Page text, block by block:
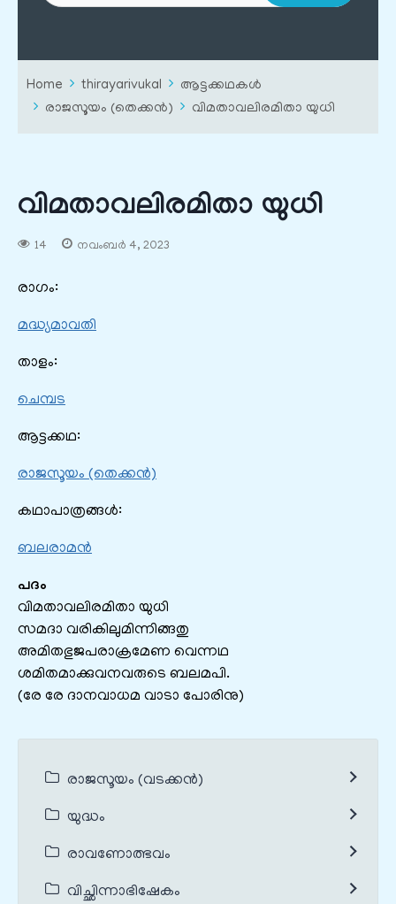
Home thirayarivukal
ആട്ടക്കഥകൾ
രാജസൂയം (തെക്കൻ)
വിമതാവലിരമിതാ യുധി
വിമതാവലിരമിതാ യുധി
14 നവംബർ 4, 2023
രാഗം:
മദ്ധ്യമാവതി
താളം:
ചെമ്പട
ആട്ടക്കഥ:
രാജസൂയം (തെക്കൻ)
കഥാപാത്രങ്ങൾ:
ബലരാമൻ
പദം
വിമതാവലിരമിതാ യുധി
സമദാ വരികിലുമിന്നിങ്ങതു
അമിതഭുജപരാക്രമേണ വെന്നഥ
ശമിതമാക്കുവനവരുടെ ബലമപി.
(രേ രേ ദാനവാധമ വാടാ പോരിനു)
രാജസൂയം (വടക്കൻ)
യുദ്ധം
രാവണോത്ഭവം
വിച്ഛിന്നാഭിഷേകം